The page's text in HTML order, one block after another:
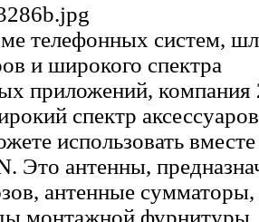
телефонных систем,
и широкого спектра
приложений, компания
спектр
использовать вместе
Это антенны,
антенные сумматоры,
монтажной фурнитуры,